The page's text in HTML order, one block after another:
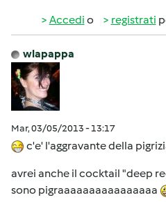
Accedi o registrati
wlapappa
Mar, 03/05/2013 - 13:17
c'e' l'aggravante della
avrei anche il cocktail "deep
sono pigraaaaaaaaaaaaaaaa